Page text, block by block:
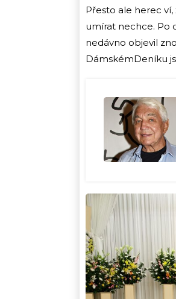
Přesto ale herec ví,
umírat nechce. Po
nedávno objevil
DámskémDeníku